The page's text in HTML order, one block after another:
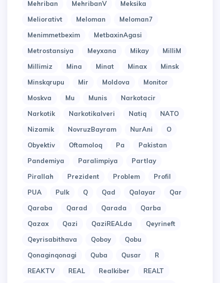
Mehriban
MehribanV
Meksika
Meliorativt
Meloman
Meloman7
Menimmetbexim
MetbaxinAgasi
Metrostansiya
Meyxana Mikay
MilliM
Millimiz
Mina Minat Minax
Minsk
Minskqrupu
Mir Moldova
Monitor
Moskva
Mu Munis
Narkotacir
Narkotik
Narkotikalveri Natiq
NATO
Nizamik
NovruzBayram NurAni
O
Obyektiv
Oftamoloq Pa
Pakistan
Pandemiya
Paralimpiya
Partlay
Pirallah
Prezident Problem
Profil
PUA
Pulk Q Qad Qalayar
Qar
Qaraba
Qarad Qarada
Qarba
Qazax
Qazi QaziREALda
Qeyrineft
Qeyrisabithava
Qoboy
Qobu
Qonaginqonagi
Quba Qusar
R
REAKTV
REAL Realkiber
REALT